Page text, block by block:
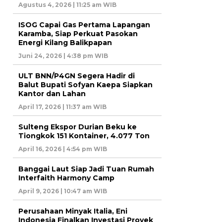
Agustus 4, 2026 | 11:25 am WIB
ISOG Capai Gas Pertama Lapangan
Karamba, Siap Perkuat Pasokan
Energi Kilang Balikpapan
Juni 24, 2026 | 4:38 pm WIB
ULT BNN/P4GN Segera Hadir di
Balut Bupati Sofyan Kaepa Siapkan
Kantor dan Lahan
April 17, 2026 | 11:37 am WIB
Sulteng Ekspor Durian Beku ke
Tiongkok 151 Kontainer, 4.077 Ton
April 16, 2026 | 4:54 pm WIB
Banggai Laut Siap Jadi Tuan Rumah
Interfaith Harmony Camp
April 9, 2026 | 10:47 am WIB
Perusahaan Minyak Italia, Eni
Indonesia Finalkan Investasi Proyek